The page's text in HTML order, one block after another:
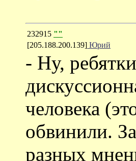
232915 ""
[205.188.200.139] Юрий
- Ну,
человека
обвинили.
разных